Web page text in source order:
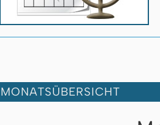
MONATSÜBERSICHT